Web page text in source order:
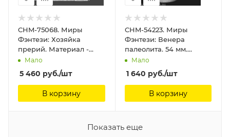
CHM-75068. Миры
Фэнтези: Хозяйка
прерий. Материал -
смола. Chronos
Miniatures, 75 мм
Мало
5 460 руб./шт
В корзину
CHM-54223. Миры
Фэнтези: Венера
палеолита. 54 мм.
Материал - смола.
Chronos Miniatures, 54
мм
Мало
1 640 руб./шт
В корзину
Показать еще